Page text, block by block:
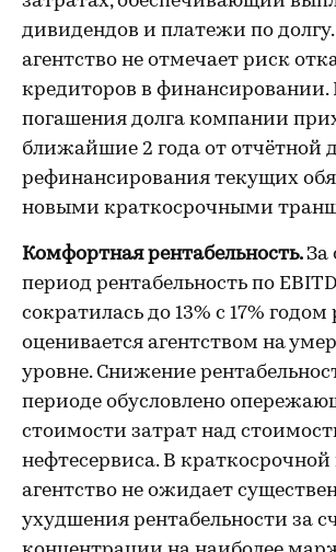
дивидендов и платежи по
агентство не отмечает риск
кредиторов в
погашения долга компании
ближайшие 2 года от отчётной
рефинансирования текущих
новыми краткосрочными
Комфортная рентабельность. За
период рентабельность по
сократилась до 13% с 17% годом
оценивается агентством на
уровне. Снижение
периоде обусловлено
стоимости затрат над
нефтесервиса. В краткосрочной
агентство не ожидает
ухудшения рентабельности за